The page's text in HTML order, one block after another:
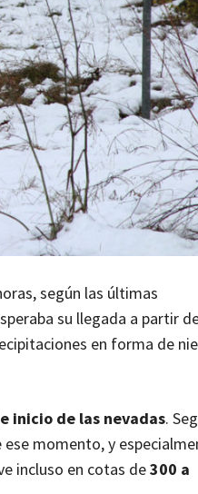
según las últimas
su llegada a partir
en forma de
inicio de las nevadas.
momento, y
incluso en cotas de300 a